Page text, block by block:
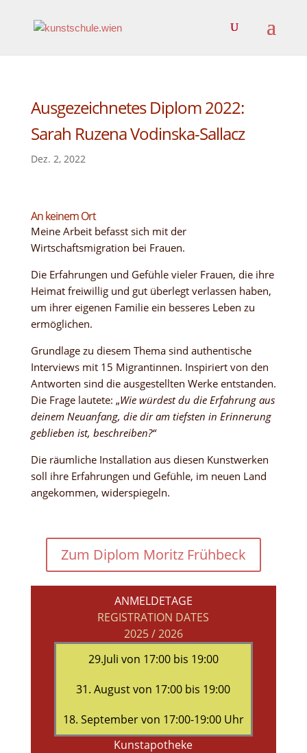
Ausgezeichnetes Diplom 2022:
Sarah Ruzena Vodinska-Sallacz
Dez. 2, 2022
An keinem Ort
Meine Arbeit befasst sich mit der
Wirtschaftsmigration bei Frauen.
Die Erfahrungen und Gefühle vieler Frauen, die ihre
Heimat freiwillig und gut überlegt verlassen haben,
um ihrer eigenen Familie ein besseres Leben zu
ermöglichen.
Grundlage zu diesem Thema sind authentische
Interviews mit 15 Migrantinnen. Inspiriert von den
Antworten sind die ausgestellten Werke entstanden.
Die Frage lautete: „Wie würdest du die Erfahrung aus
deinem Neuanfang, die dir am tiefsten in Erinnerung
geblieben ist, beschreiben?“
Die räumliche Installation aus diesen Kunstwerken
soll ihre Erfahrungen und Gefühle, im neuen Land
angekommen, widerspiegeln.
Zum Diplom Moritz Frühbeck
ANMELDETAGE
REGISTRATION DATES
2025 / 2026
29.Juli von 17:00 bis 19:00
31. August von 17:00 bis 19:00
18. September von 17:00-19:00 Uhr
Kunstapotheke